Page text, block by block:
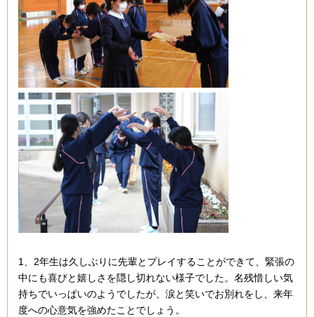
1、2年生は久しぶりに先輩とプレイすることができて、緊張の
中にも喜びと嬉しさを隠し切れない様子でした。名残惜しい気
持ちでいっぱいのようでしたが、涙と笑いでお別れをし、来年
度への心意気を強めたことでしょう。